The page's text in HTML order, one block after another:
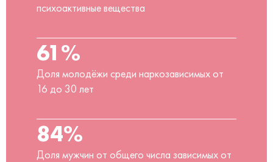
психоактивные вещества
61%
Доля молодёжи среди наркозависимых от
16 до 30 лет
84%
Доля мужчин от общего числа зависимых от